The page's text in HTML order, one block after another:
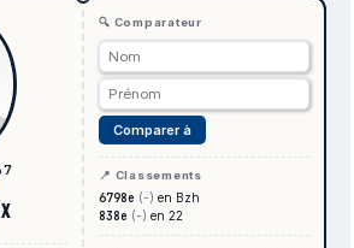
🔍 Comparateur
Comparer à
📍 Classements
6798e (-) en Bzh
838e (-) en 22